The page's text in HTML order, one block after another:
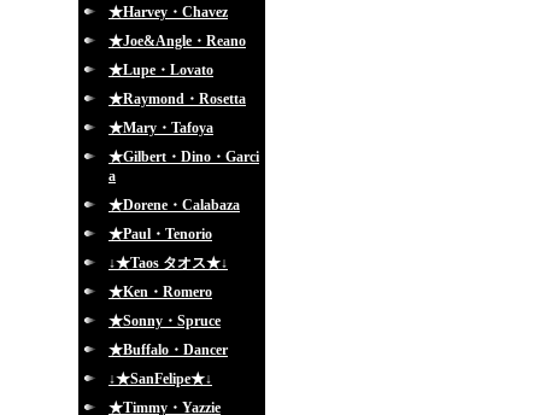
★Harvey・Chavez
★Joe&Angle・Reano
★Lupe・Lovato
★Raymond・Rosetta
★Mary・Tafoya
★Gilbert・Dino・Garci
a
★Dorene・Calabaza
★Paul・Tenorio
↓★Taos タオス★↓
★Ken・Romero
★Sonny・Spruce
★Buffalo・Dancer
↓★SanFelipe★↓
★Timmy・Yazzie